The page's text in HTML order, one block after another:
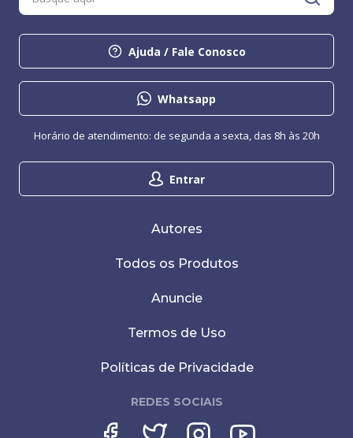
Ajuda / Fale Conosco
Whatsapp
Entrar
Horário de atendimento: de segunda a sexta, das 8h às 20h
Autores
Todos os Produtos
Anuncie
Termos de Uso
Políticas de Privacidade
REDES SOCIAIS